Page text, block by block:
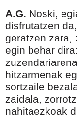
A.G. Noski,
disfrutatzen
geratzen zara,
egin behar
hitzarmenak
sortzaile
zaidala,
nahitaezkoak